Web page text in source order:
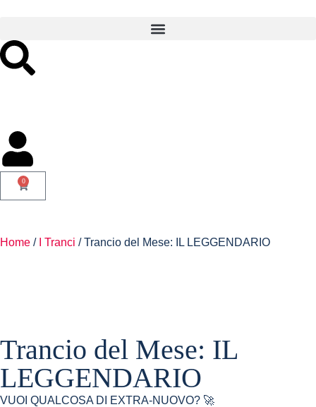
0
Home / I Tranci / Trancio del Mese: IL LEGGENDARIO
Trancio del Mese: IL
LEGGENDARIO
VUOI QUALCOSA DI EXTRA-NUOVO? 🚀